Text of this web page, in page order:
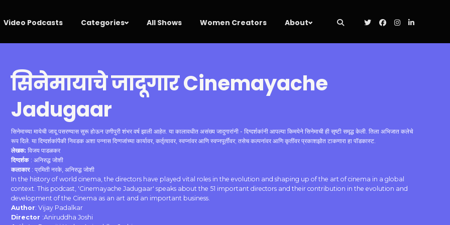
Video Podcasts Categories All Shows Women Creators About
सिनेमायाचे जादूगार Cinemayache
Jadugaar
सिनेमाच्या मायेची जादू पसरण्यास सुरू होऊन उणीपुरी शंभर वर्ष झाली आहेत. या कालावधीत असंख्य जादुगारांनी - दिग्दर्शकांनी आपल्या किमयेने सिनेमाची ही सृष्टी समृद्ध केली. तिला अभिजात कलेचे
रूप दिले. या दिग्दर्शकांपैकी निवडक अशा पन्नास दिग्गजांच्या कार्यावर, कर्तृत्वावर, स्वप्नांवर आणि स्वप्नपूर्तींवर; तसेच कल्पनांवर आणि कृतींवर प्रकाशझोत टाकणारा हा पॉडकास्ट.
लेखक:विजय पाडळकर
दिग्दर्शक : अनिरुद्ध जोशी
कलाकार : प्रमिती नरके, अनिरुद्ध जोशी
In the history of world cinema, the directors have played vital roles in the evolution and shaping up of the art of cinema in a global
context. This podcast, 'Cinemayache Jadugaar' speaks about the 51 important directors and their contribution in the evolution and
development of the Cinema as an art and an important business.
Author: Vijay Padalkar
Director :Aniruddha Joshi